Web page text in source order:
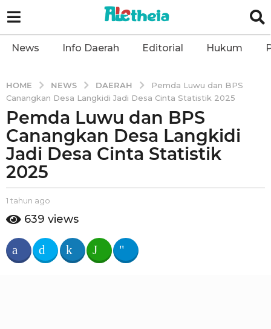
News Info Daerah Editorial Hukum
HOME NEWS DAERAH
Pemda Luwu dan BPS
Canangkan Desa Langkidi Jadi Desa Cinta Statistik 2025
t
a
h
u
a
g
1
t
Pemda Luwu dan BPS
Canangkan Desa Langkidi
Jadi Desa Cinta Statistik
2025
b
a
e
t
1 tahun ago
a
n
639 views